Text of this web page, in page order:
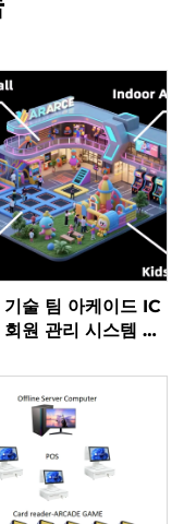
기술 팀 아케이드 IC
회원 관리 시스템 선